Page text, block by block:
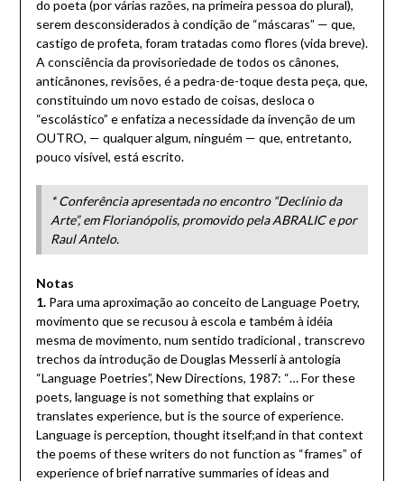
do poeta (por várias razões, na primeira pessoa do plural),
serem desconsiderados à condição de “máscaras” — que,
castigo de profeta, foram tratadas como flores (vida breve).
A consciência da provisoriedade de todos os cânones,
anticânones, revisões, é a pedra-de-toque desta peça, que,
constituindo um novo estado de coisas, desloca o
“escolástico” e enfatiza a necessidade da invenção de um
OUTRO, — qualquer algum, ninguém — que, entretanto,
pouco visível, está escrito.
* Conferência apresentada no encontro “Declínio da
Arte”, em Florianópolis, promovido pela ABRALIC e por
Raul Antelo.
Notas
1.Para uma aproximação ao conceito de Language Poetry,
movimento que se recusou à escola e também à idéia
mesma de movimento, num sentido tradicional , transcrevo
trechos da introdução de Douglas Messerli à antologia
“Language Poetries”, New Directions, 1987: “… For these
poets, language is not something that explains or
translates experience, but is the source of experience.
Language is perception, thought itself;and in that context
the poems of these writers do not function as “frames” of
experience of brief narrative summaries of ideas and